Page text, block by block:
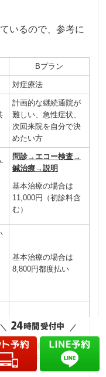
いるので、参考に
Bプラン
対症療法
計画的な継続通院が
難しい、急性症状、
次回来院を自分で決
めたい方
問診→エコー検査→
鍼治療→説明
基本治療の場合は
11,000円（初診料含
む）
基本治療の場合は
8,800円都度払い
基本治療の場合は
8,800円都度払い